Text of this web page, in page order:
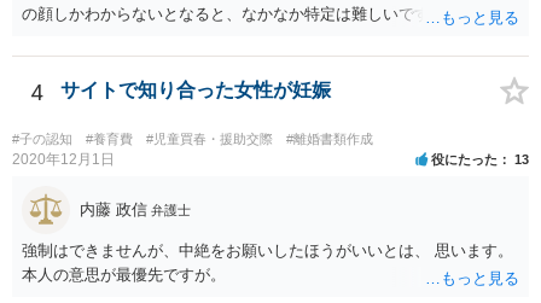
の顔しかわからないとなると、なかなか特定は難しいですね。 お役に
4 サイトで知り合った女性が妊娠
#子の認知 #養育費 #児童買春・援助交際 #離婚書類作成
2020年12月1日 役にたった 13
内藤 政信 弁護士
強制はできませんが、中絶をお願いしたほうがいいとは、 思います。
本人の意思が最優先ですが。